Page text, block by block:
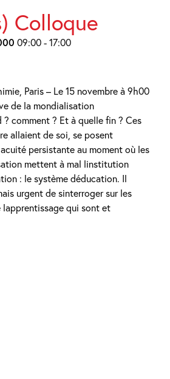
Colloque
09:00 - 17:00
Paris – Le 15 novembre à 9h00
de la mondialisation
? comment ? Et à quelle fin ? Ces
allaient de soi, se posent
persistante au moment où les
mettent à mal linstitution
: le système déducation. Il
urgent de sinterroger sur les
qui sont et